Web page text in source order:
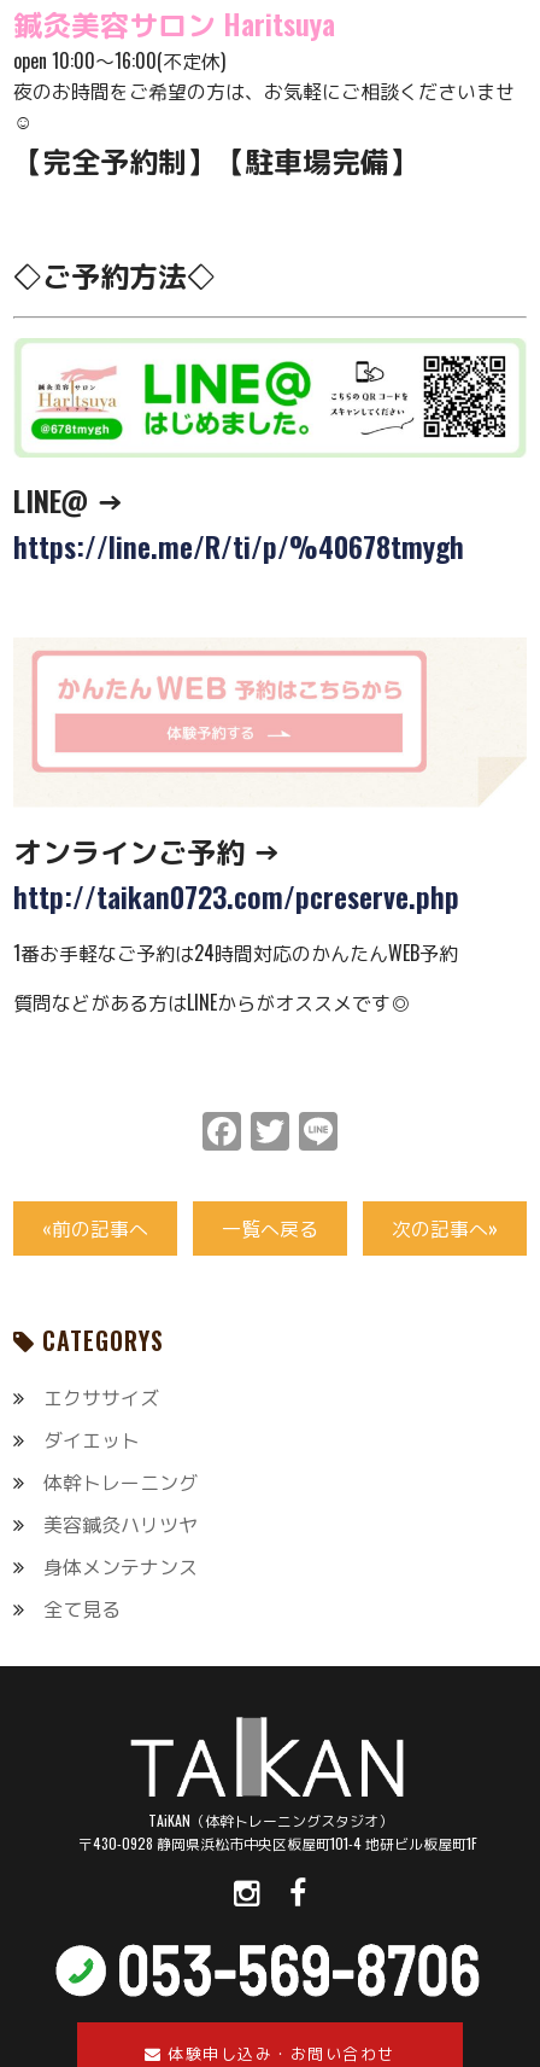
鍼灸美容サロン Haritsuya
open 10:00〜16:00(不定休)
夜のお時間をご希望の方は、お気軽にご相談くださいませ
☺️
【完全予約制】【駐車場完備】
◇ご予約方法◇
LINE@ →
https://line.me/R/ti/p/%40678tmygh
オンラインご予約 →
http://taikan0723.com/pcreserve.php
1番お手軽なご予約は24時間対応のかんたんWEB予約
質問などがある方はLINEからがオススメです◎
Facebook
Twitter
«前の記事へ 一覧へ戻る 次の記事へ»
CATEGORYS
エクササイズ
ダイエット
体幹トレーニング
美容鍼灸ハリツヤ
身体メンテナンス
全て見る
TAiKAN（体幹トレーニングスタジオ）
〒430-0928 静岡県浜松市中央区板屋町101-4 地研ビル板屋町1F
体験申し込み・お問い合わせ